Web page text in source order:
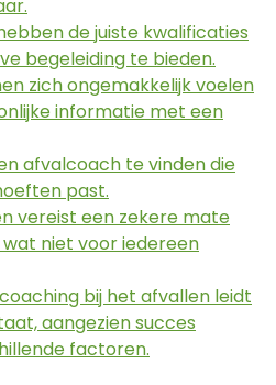
de juiste kwalificaties
begeleiding te bieden.
zich ongemakkelijk voelen
informatie met een
afvalcoach te vinden die
past.
vereist een zekere mate
niet voor iedereen
bij het afvallen leidt
aangezien succes
factoren.